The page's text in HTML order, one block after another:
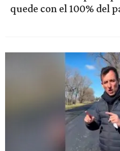
quede con el 100% del